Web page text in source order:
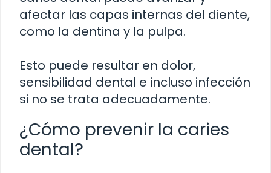
afectar las capas internas del diente,
como la dentina y la pulpa.
Esto puede resultar en dolor,
sensibilidad dental e incluso infección
si no se trata adecuadamente.
¿Cómo prevenir la caries
dental?